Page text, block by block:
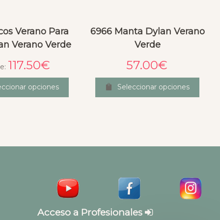
Verano Para
Verano Verde
117.50€
opciones
6966 Manta Dylan Verano
Verde
57.00€
Seleccionar opciones
Acceso a Profesionales